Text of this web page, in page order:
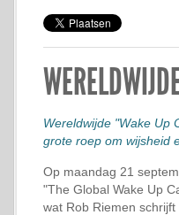
Wereldwijde "Wake Up
grote roep om wijsheid
Op maandag 21
"The Global Wake Up
wat Rob Riemen